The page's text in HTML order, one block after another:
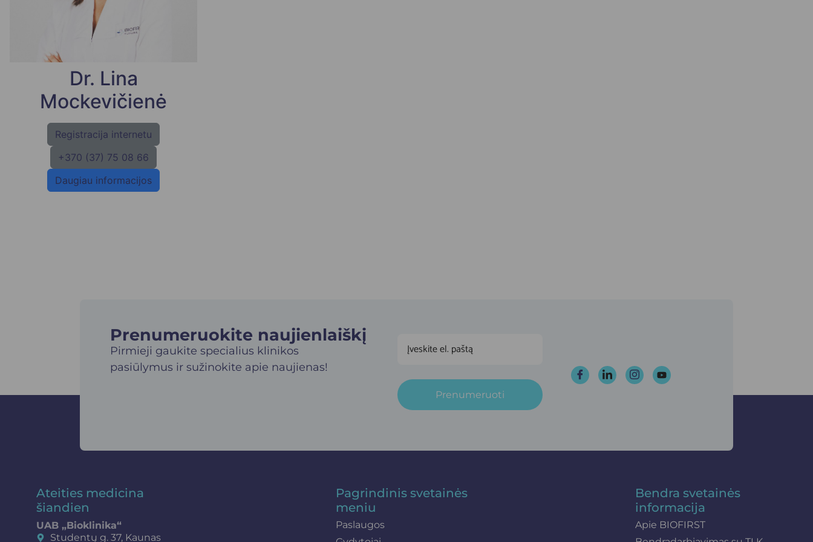
Dr. Lina
Mockevičienė
Registracija internetu
+370 (37) 75 08 66
Daugiau informacijos
Prenumeruokite naujienlaiškį​
Pirmieji gaukite specialius klinikos
pasiūlymus ir sužinokite apie naujienas!
Prenumeruoti
Ateities medicina
šiandien
UAB „Bioklinika“
Studentų g. 37, Kaunas
Pagrindinis svetainės
meniu
Paslaugos
Bendra svetainės
informacija
Apie BIOFIRST